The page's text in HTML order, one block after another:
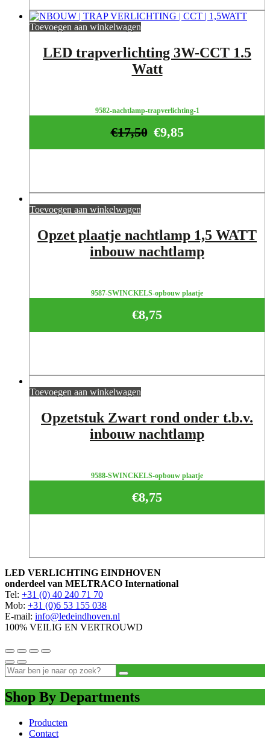
Toevoegen aan winkelwagen
LED trapverlichting 3W-CCT 1.5
Watt
9582-nachtlamp-trapverlichting-1
€9,85
€17,50
Toevoegen aan winkelwagen
Opzet plaatje nachtlamp 1,5 WATT
inbouw nachtlamp
9587-SWINCKELS-opbouw plaatje
€8,75
Toevoegen aan winkelwagen
Opzetstuk Zwart rond onder t.b.v.
inbouw nachtlamp
9588-SWINCKELS-opbouw plaatje
€8,75
LED VERLICHTING EINDHOVEN
onderdeel van MELTRACO International
Tel: +31 (0) 40 240 71 70
Mob: +31 (0)6 53 155 038
E-mail: info@ledeindhoven.nl
100% VEILIG EN VERTROUWD
Shop By Departments
Producten
Contact